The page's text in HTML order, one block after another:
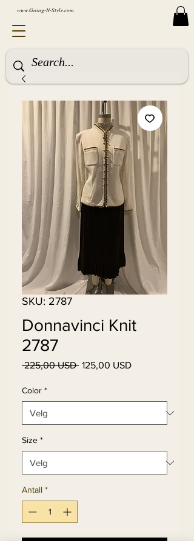
www.Going-N-Style.com
SKU: 2787
Donnavinci Knit
2787
225,00 USD Vanlig
125,00 USDSalgspris
Color *
Size *
Antall *